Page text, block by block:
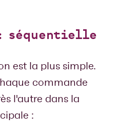
séquentielle
est la plus simple.
commande
l'autre dans la
: